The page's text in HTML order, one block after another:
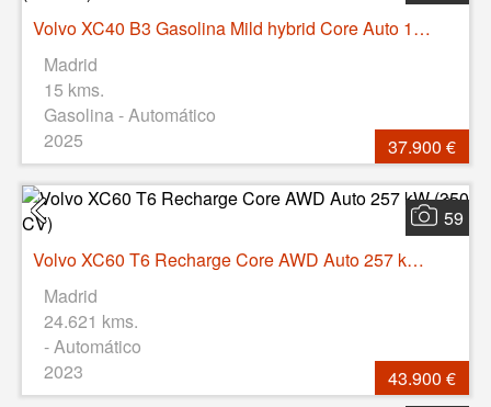
Volvo XC40 B3 Gasolina Mild hybrid Core Auto 120 kW (163 CV)
Madrid
15 kms.
Gasolina - Automático
2025
37.900 €
59
Volvo XC60 T6 Recharge Core AWD Auto 257 kW (350 CV)
Madrid
24.621 kms.
- Automático
2023
43.900 €